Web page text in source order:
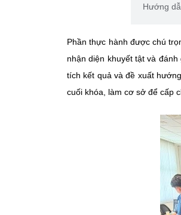
Hướng
Phần thực hành được chú
nhận diện khuyết tật và
tích kết quả và đề xuất
cuối khóa, làm cơ sở để cấp